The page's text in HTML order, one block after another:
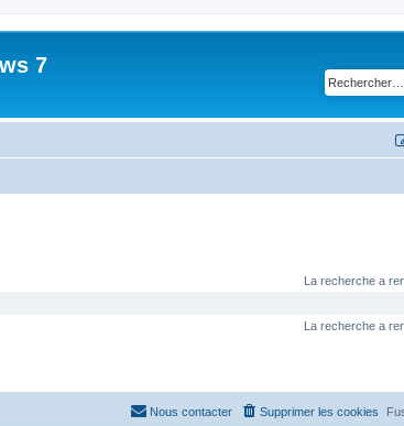
7
La recherche a
La recherche a
Supprimer les cookies
Nous contacter